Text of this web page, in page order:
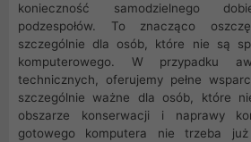
konieczność samodzielnego
podzespołów. To znacząco
szczególnie dla osób, które nie są
komputerowego. W przypadku
technicznych, oferujemy pełne
szczególnie ważne dla osób, które
obszarze konserwacji i naprawy
gotowego komputera nie trzeba